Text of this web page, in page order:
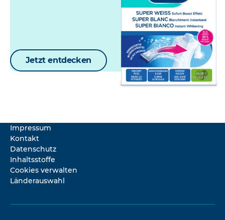
Jetzt entdecken
Impressum
Kontakt
Datenschutz
Inhaltsstoffe
Cookies verwalten
Länderauswahl